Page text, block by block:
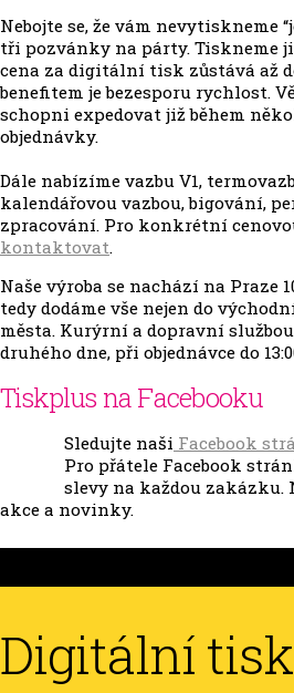
Nebojte se, že vám nevytiskneme
tři pozvánky na párty. Tiskneme
cena za digitální tisk zůstává až
benefitem je bezesporu rychlost.
schopni expedovat již během
objednávky.
Dále nabízíme vazbu V1,
kalendářovou vazbou, bigování,
zpracování. Pro konkrétní
kontaktovat.
Naše výroba se nachází na Praze
tedy dodáme vše nejen do
města. Kurýrní a dopravní
druhého dne, při objednávce do
Tiskplus na Facebooku
Sledujte naši Facebook
Pro přátele Facebook
slevy na každou zakázku.
akce a novinky.
Digitální